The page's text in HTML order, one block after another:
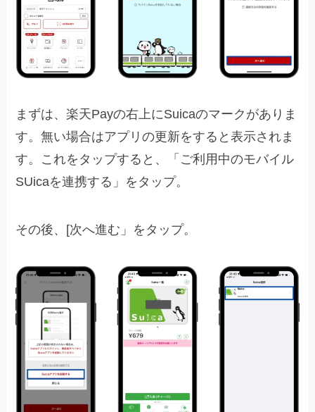
まずは、楽天Payの右上にSuicaのマークがありま
す。無い場合はアプリの更新をすると表示されま
す。これをタップすると、「ご利用中のモバイル
SUicaを連携する」をタップ。
その後、[次へ進む」をタップ。